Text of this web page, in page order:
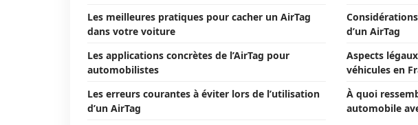
Les meilleures pratiques pour cacher un AirTag
dans votre voiture
d’un AirTag
Les applications concrètes de l’AirTag pour
automobilistes
Aspects
véhicules en
Les erreurs courantes à éviter lors de l’utilisation
d’un AirTag
À quoi
automobile